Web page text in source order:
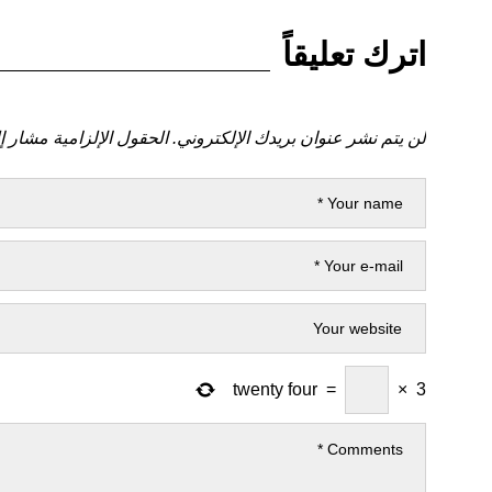
اترك تعليقاً
لن يتم نشر عنوان بريدك الإلكتروني. الحقول الإلزامية مشار
3
×
=
twenty four